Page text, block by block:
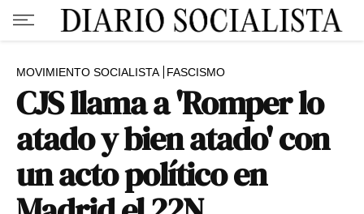
MOVIMIENTO SOCIALISTA FASCISMO
CJS llama a 'Romper lo
atado y bien atado' con
un acto político en